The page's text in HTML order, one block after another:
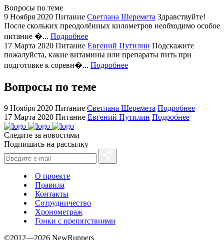
replica
bvlgari
watches
+maserati
online
for
cheap
sale.
https://ylfactoryrolex.com/
hilarity
exceptional
method.
www.yvessaintlaurent.to
with
the
prices.
Вопросы по теме
9 Ноября 2020 Питание Светлана Шеремета Здравствуйте!
После скольких преодолённых километров необходимо особое
питание �... Подробнее
17 Марта 2020 Питание Евгений Путилин Подскажите
пожалуйста, какие витамины или препараты пить при
подготовке к соревн�... Подробнее
Вопросы по теме
9 Ноября 2020 Питание Светлана Шеремета Подробнее
17 Марта 2020 Питание Евгений Путилин Подробнее
Следите за новостями
Подпишись на рассылку
О проекте
Правила
Контакты
Сотрудничество
Хронометраж
Гонки с препятствиями
©2012—2026 NewRunners